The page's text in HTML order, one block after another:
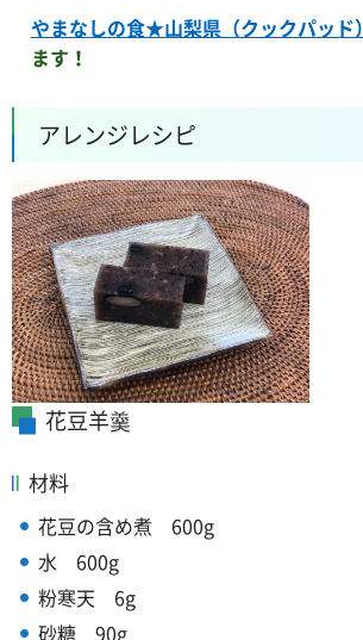
やまなしの食★山梨県（クックパッド）
ます！
アレンジレシピ
花豆羊羹
材料
花豆の含め煮 600g
水
600g
粉寒天
6g
砂糖
90g